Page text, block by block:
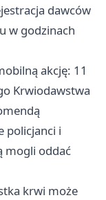
dawców
w godzinach
akcję: 11
Krwiodawstwa
policjanci i
mogli oddać
krwi może